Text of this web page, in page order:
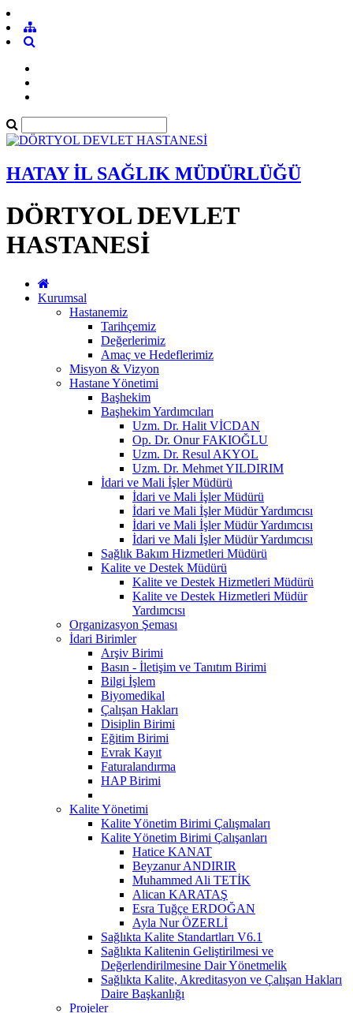
HATAY İL SAĞLIK MÜDÜRLÜĞÜ
DÖRTYOL DEVLET
HASTANESİ
Kurumsal
Hastanemiz
Tarihçemiz
Değerlerimiz
Amaç ve Hedeflerimiz
Misyon & Vizyon
Hastane Yönetimi
Başhekim
Başhekim Yardımcıları
Uzm. Dr. Halit VİCDAN
Op. Dr. Onur FAKIOĞLU
Uzm. Dr. Resul AKYOL
Uzm. Dr. Mehmet YILDIRIM
İdari ve Mali İşler Müdürü
İdari ve Mali İşler Müdürü
İdari ve Mali İşler Müdür Yardımcısı
İdari ve Mali İşler Müdür Yardımcısı
İdari ve Mali İşler Müdür Yardımcısı
Sağlık Bakım Hizmetleri Müdürü
Kalite ve Destek Müdürü
Kalite ve Destek Hizmetleri Müdürü
Kalite ve Destek Hizmetleri Müdür
Yardımcısı
Organizasyon Şeması
İdari Birimler
Arşiv Birimi
Basın - İletişim ve Tanıtım Birimi
Bilgi İşlem
Biyomedikal
Çalışan Hakları
Disiplin Birimi
Eğitim Birimi
Evrak Kayıt
Faturalandırma
HAP Birimi
Kalite Yönetimi
Kalite Yönetim Birimi Çalışmaları
Kalite Yönetim Birimi Çalışanları
Hatice KANAT
Beyzanur ANDIRIR
Muhammed Ali TETİK
Alican KARATAŞ
Esra Tuğçe ERDOĞAN
Ayla Nur ÖZERLİ
Sağlıkta Kalite Standartları V6.1
Sağlıkta Kalitenin Geliştirilmesi ve
Değerlendirilmesine Dair Yönetmelik
Sağlıkta Kalite, Akreditasyon ve Çalışan Hakları
Daire Başkanlığı
Projeler